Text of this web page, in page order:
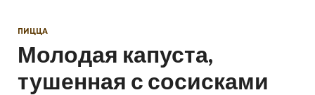
ПИЦЦА
Молодая капуста,
тушенная с сосисками